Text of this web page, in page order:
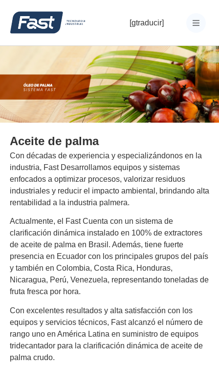
[gtraducir]
Aceite de palma
Con décadas de experiencia y especializándonos en la
industria, FastDesarrollamos equipos y sistemas
enfocados a optimizar procesos, valorizar residuos
industriales y reducir el impacto ambiental, brindando alta
rentabilidad a la industria palmera.
Actualmente, el FastCuenta con un sistema de
clarificación dinámica instalado en 100% de extractores
de aceite de palma en Brasil. Además, tiene fuerte
presencia en Ecuador con los principales grupos del país
y también en Colombia, Costa Rica, Honduras,
Nicaragua, Perú, Venezuela, representando toneladas de
fruta fresca por hora.
Con excelentes resultados y alta satisfacción con los
equipos y servicios técnicos, Fastalcanzó el número de
rango uno en América Latina en suministro de equipos
tridecantador para la clarificación dinámica de aceite de
palma crudo.